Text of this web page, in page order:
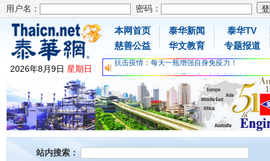
用户名： 密码：
2026年8月9日 星期日
本网首页
慈善公益
泰华新闻
华文教育
泰华TV
专题报道
为时不晚，人体胶原蛋白维C应该这样补充
关爱儿童健康，免费领取日本原装尤妮佳超立体
抗击疫情：每天一瓶增强自身免疫力！
为时不晚，人体胶原蛋白维C应该这样补充
关爱儿童健康，免费领取日本原装尤妮佳超立体
抗击疫情：每天一瓶增强自身免疫力！
站内搜索：